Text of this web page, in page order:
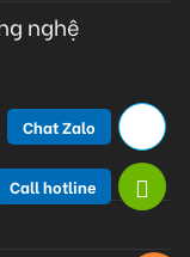
nghệ
Chat Zalo
Call hotline